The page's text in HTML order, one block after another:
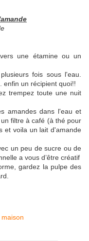
une étamine ou un
fois sous l'eau.
enfin un récipient quoi!!
trempez toute une nuit
amandes dans l'eau et
filtre à café (à thé pour
et voila un lait d'amande
un peu de sucre ou de
a vous d’être créatif
gardez la pulpe des